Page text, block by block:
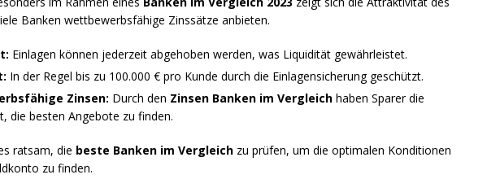
Banken wettbewerbsfähige Zinssätze anbieten.
Einlagen können jederzeit abgehoben werden, was Liquidität gewährleistet.
In der Regel bis zu 100.000 € pro Kunde durch die Einlagensicherung geschützt.
Zinsen: Durch den Zinsen Banken im Vergleich haben Sparer die
die besten Angebote zu finden.
ratsam, die beste Banken im Vergleich zu prüfen, um die optimalen Konditionen
zu finden.